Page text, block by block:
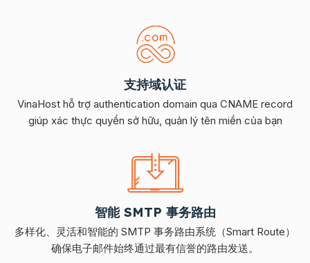
支持域认证
VinaHost hỗ trợ authentication domain qua CNAME record
giúp xác thực quyền sở hữu, quản lý tên miền của bạn
智能 SMTP 事务路由
多样化、灵活和智能的 SMTP 事务路由系统（Smart Route）
确保电子邮件始终通过最有信誉的路由发送。